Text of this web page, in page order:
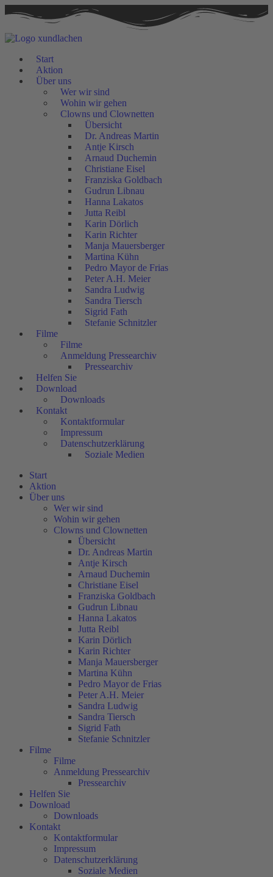
Start
Aktion
Über uns
Wer wir sind
Wohin wir gehen
Clowns und Clownetten
Übersicht
Dr. Andreas Martin
Antje Kirsch
Arnaud Duchemin
Christiane Eisel
Franziska Goldbach
Gudrun Libnau
Hanna Lakatos
Jutta Reibl
Karin Dörlich
Karin Richter
Manja Mauersberger
Martina Kühn
Pedro Mayor de Frias
Peter A.H. Meier
Sandra Ludwig
Sandra Tiersch
Sigrid Fath
Stefanie Schnitzler
Filme
Filme
Anmeldung Pressearchiv
Pressearchiv
Helfen Sie
Download
Downloads
Kontakt
Kontaktformular
Impressum
Datenschutzerklärung
Soziale Medien
Start
Aktion
Über uns
Wer wir sind
Wohin wir gehen
Clowns und Clownetten
Übersicht
Dr. Andreas Martin
Antje Kirsch
Arnaud Duchemin
Christiane Eisel
Franziska Goldbach
Gudrun Libnau
Hanna Lakatos
Jutta Reibl
Karin Dörlich
Karin Richter
Manja Mauersberger
Martina Kühn
Pedro Mayor de Frias
Peter A.H. Meier
Sandra Ludwig
Sandra Tiersch
Sigrid Fath
Stefanie Schnitzler
Filme
Filme
Anmeldung Pressearchiv
Pressearchiv
Helfen Sie
Download
Downloads
Kontakt
Kontaktformular
Impressum
Datenschutzerklärung
Soziale Medien